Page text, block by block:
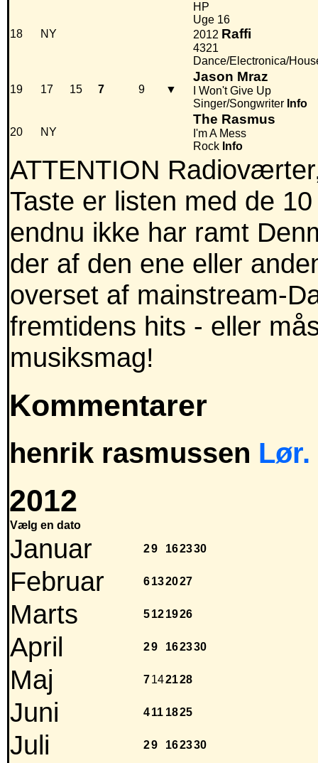
18 NY
HP
Uge 16
2012 Raffi
4321
Dance/Electronica/
19 17 15 7 9 ▼
Jason Mraz
I Won't Give Up
Singer/Songwriter Info
20 NY
The Rasmus
I'm A Mess
Rock Info
ATTENTION
Taste er listen med de
endnu ikke har ramt
der af den ene eller
overset af mainstream-
fremtidens hits - eller
musiksmag!
Kommentarer
henrik rasmussen Lør.
2012
Vælg en dato
Januar 29 162330
Februar 6132027
Marts 5121926
April 29 162330
Maj 7142128
Juni 411 1825
Juli 29 162330